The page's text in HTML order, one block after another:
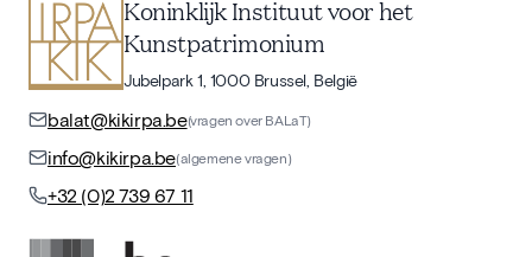
Koninklijk Instituut voor het
Kunstpatrimonium
Jubelpark 1, 1000 Brussel, België
balat@kikirpa.be(vragen over BALaT)
info@kikirpa.be(algemene vragen)
+32 (0)2 739 67 11